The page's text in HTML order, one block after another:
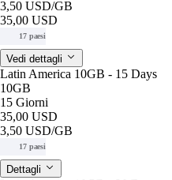
3,50 USD/GB
35,00 USD
17 paesi
Vedi dettagli
Latin America 10GB - 15 Days
10GB
15 Giorni
35,00 USD
3,50 USD/GB
17 paesi
Dettagli